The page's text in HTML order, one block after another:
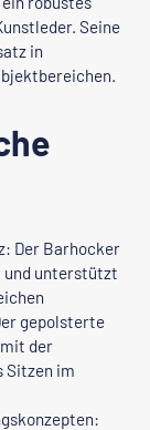
Seine
in
Der Barhocker
und unterstützt
gepolsterte
der
Sitzen im